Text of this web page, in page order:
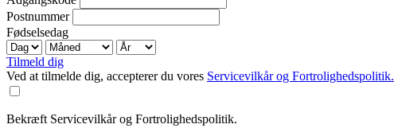
Postnummer
Fødselsedag
Tilmeld dig
Ved at tilmelde dig, accepterer du vores Servicevilkår og Fortrolighedspolitik.
Bekræft Servicevilkår og Fortrolighedspolitik.